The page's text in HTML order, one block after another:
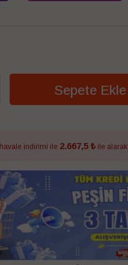
Sepete Ekle
havale indirimi ile 2.667,5 ₺ ile alarak